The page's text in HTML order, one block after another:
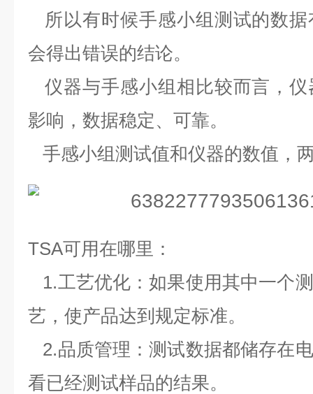
所以有时候手感小组测试的数
会得出错误的结论。
仪器与手感小组相比较而言，
影响，数据稳定、可靠。
手感小组测试值和仪器的数值，
TSA可用在哪里：
1.工艺优化：如果使用其中一个
艺，使产品达到规定标准。
2.品质管理：测试数据都储存在
看已经测试样品的结果。